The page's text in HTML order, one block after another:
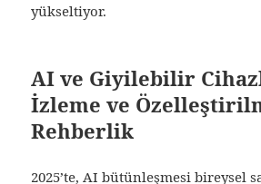
yükseltiyor.
AI ve Giyilebilir
İzleme ve
Rehberlik
2025’te, AI bütünleşmesi bireysel